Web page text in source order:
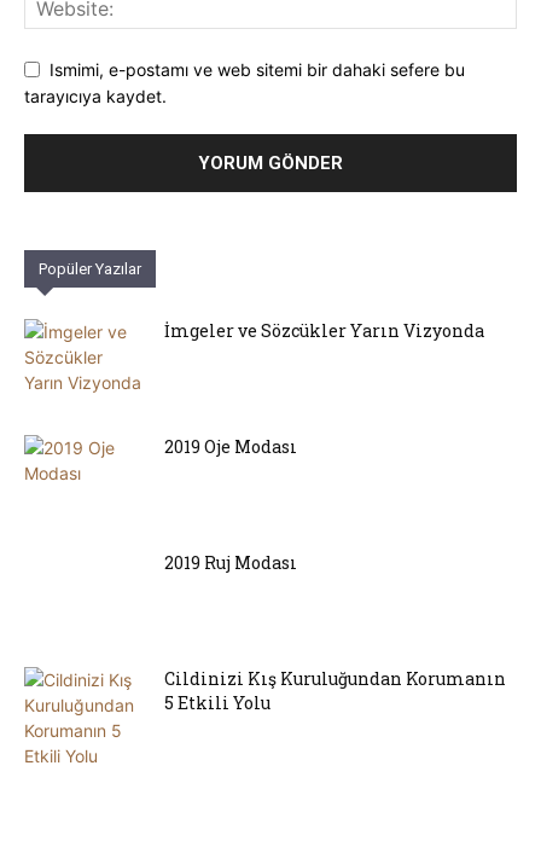
Ismimi, e-postamı ve web sitemi bir dahaki sefere bu
tarayıcıya kaydet.
Popüler Yazılar
İmgeler ve Sözcükler Yarın Vizyonda
2019 Oje Modası
2019 Ruj Modası
Cildinizi Kış Kuruluğundan Korumanın
5 Etkili Yolu